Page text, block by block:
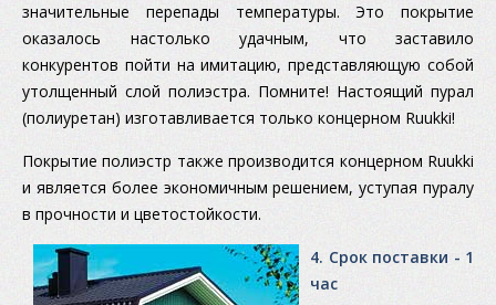
значительные перепады температуры. Это покрытие
оказалось настолько удачным, что заставило
конкурентов пойти на имитацию, представляющую собой
утолщенный слой полиэстра. Помните! Настоящий пурал
(полиуретан) изготавливается только концерном Ruukki!
Покрытие полиэстр также производится концерном Ruukki
и является более экономичным решением, уступая пуралу
в прочности и цветостойкости.
4. Срок поставки - 1
час